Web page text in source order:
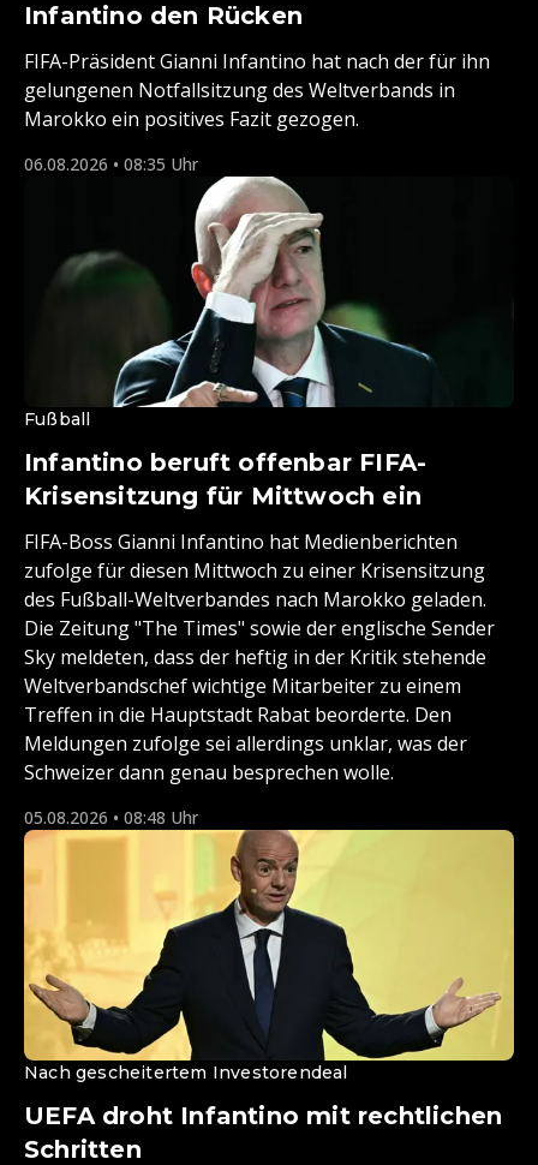
Infantino den Rücken
FIFA-Präsident Gianni Infantino hat nach der für ihn
gelungenen Notfallsitzung des Weltverbands in
Marokko ein positives Fazit gezogen.
06.08.2026 • 08:35 Uhr
Fußball
Infantino beruft offenbar FIFA-
Krisensitzung für Mittwoch ein
FIFA-Boss Gianni Infantino hat Medienberichten
zufolge für diesen Mittwoch zu einer Krisensitzung
des Fußball-Weltverbandes nach Marokko geladen.
Die Zeitung "The Times" sowie der englische Sender
Sky meldeten, dass der heftig in der Kritik stehende
Weltverbandschef wichtige Mitarbeiter zu einem
Treffen in die Hauptstadt Rabat beorderte. Den
Meldungen zufolge sei allerdings unklar, was der
Schweizer dann genau besprechen wolle.
05.08.2026 • 08:48 Uhr
Nach gescheitertem Investorendeal
UEFA droht Infantino mit rechtlichen
Schritten